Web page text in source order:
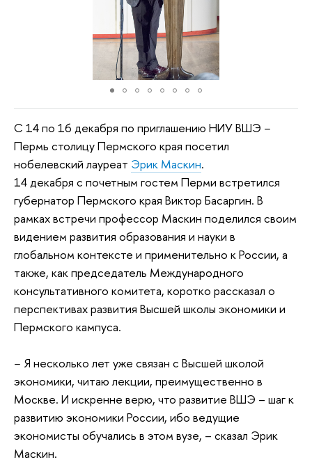
С 14 по 16 декабря по приглашению НИУ ВШЭ −
Пермь столицу Пермского края посетил
нобелевский лауреат Эрик Маскин.
14 декабря с почетным гостем Перми встретился
губернатор Пермского края Виктор Басаргин. В
рамках встречи профессор Маскин поделился своим
видением развития образования и науки в
глобальном контексте и применительно к России, а
также, как председатель Международного
консультативного комитета, коротко рассказал о
перспективах развития Высшей школы экономики и
Пермского кампуса.
− Я несколько лет уже связан с Высшей школой
экономики, читаю лекции, преимущественно в
Москве. И искренне верю, что развитие ВШЭ – шаг к
развитию экономики России, ибо ведущие
экономисты обучались в этом вузе, – сказал Эрик
Маскин.